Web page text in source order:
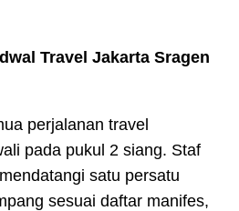
Travel Jakarta Sragen
perjalanan travel
pada pukul 2 siang. Staf
satu persatu
sesuai daftar manifes,